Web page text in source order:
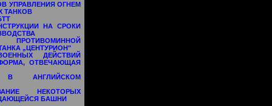
УПРАВЛЕНИЯ ОГНЕМ
ТАНКОВ
НА СРОКИ
ПРОТИВОМИННОЙ
„ЦЕНТУРИОН"
ДЕЙСТВИЙ
ОТВЕЧАЮЩАЯ
В АНГЛИЙСКОМ
НЕКОТОРЫХ
БАШНИ